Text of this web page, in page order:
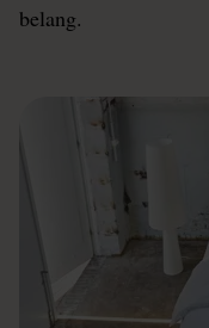
belang.